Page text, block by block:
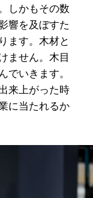
しかもその数
響を及ぼすた
ます。木材と
ません。木目
でいきます。
来上がった時
に当たれるか